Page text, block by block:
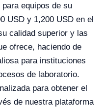
equipos de su
USD y 1,200 USD en el
calidad superior y las
ofrece, haciendo de
para instituciones
de laboratorio.
para obtener el
de nuestra plataforma